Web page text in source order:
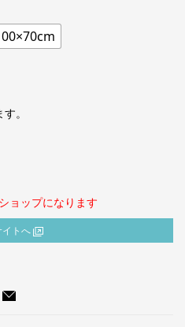
。
ョップになります
イトへ